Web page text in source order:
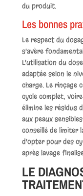
du produit.
Les bonnes
Le respect du
s'avère
L'utilisation du
adaptée selon le
charge. Le rinçage
cycle complet,
élimine les résidus
aux peaux
conseillé de limiter
d'opter pour des
après lavage
LE